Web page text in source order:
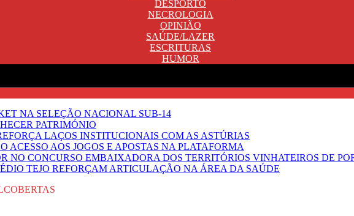
DESPORTO
NECROLOGIA
OPINIÃO
SAÚDE/LAZER
ESCRITURAS
HUMOR
NA SELEÇÃO NACIONAL SUB-14
PATRIMÓNIO
LAÇOS INSTITUCIONAIS COM AS ASTÚRIAS
ACESSO AOS JOGOS E APOSTAS NA PLATAFORMA
NO CONCURSO EMBAIXADORA DOS TERRITÓRIOS VINHATEIROS DE
TEJO REFORÇAM ARTICULAÇÃO NA ÁREA DA SAÚDE